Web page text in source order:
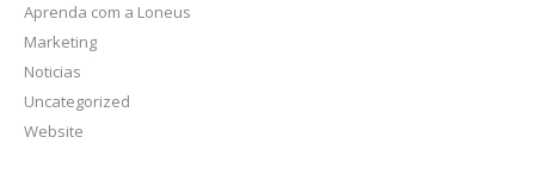
Aprenda com a Loneus
Marketing
Noticias
Uncategorized
Website